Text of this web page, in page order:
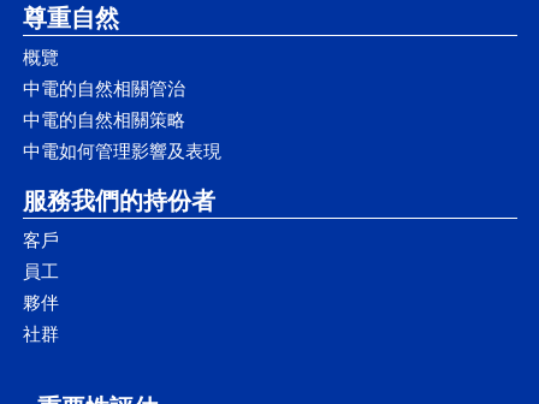
詳情請參閱《可持續發展報告》：
詳情請參閱《可持續發展報告》：
尊重自然
概覽
中電的自然相關管治
中電的自然相關策略
中電如何管理影響及表現
服務我們的持份者
客戶
員工
夥伴
社群